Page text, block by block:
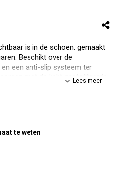
is in de schoen. gemaakt
Beschikt over de
een anti-slip systeem ter
met de licht gestoffeerde
voor een zeer comfortabele,
Lees meer
te weten